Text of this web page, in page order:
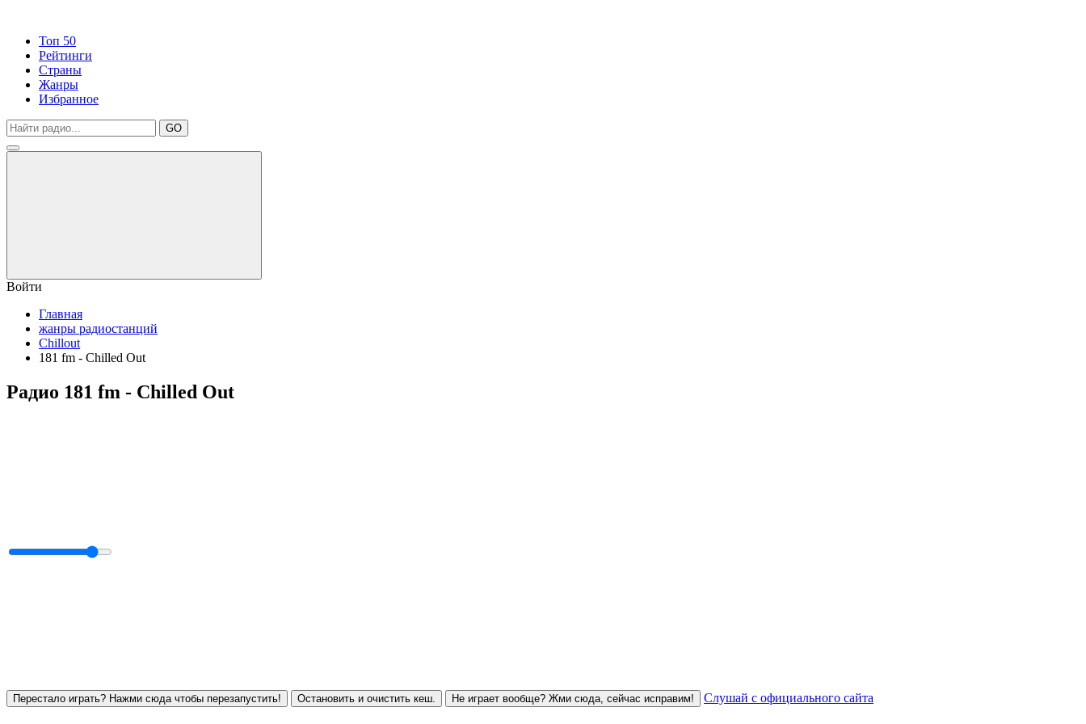
Топ 50
Рейтинги
Страны
Жанры
Избранное
GO
Войти
Главная
жанры радиостанций
Chillout
181 fm - Chilled Out
Радио 181 fm - Chilled Out
Перестало играть? Нажми сюда чтобы перезапустить! Остановить и очистить кеш. Не играет вообще? Жми сюда, сейчас исправим! Слушай с официального сайта